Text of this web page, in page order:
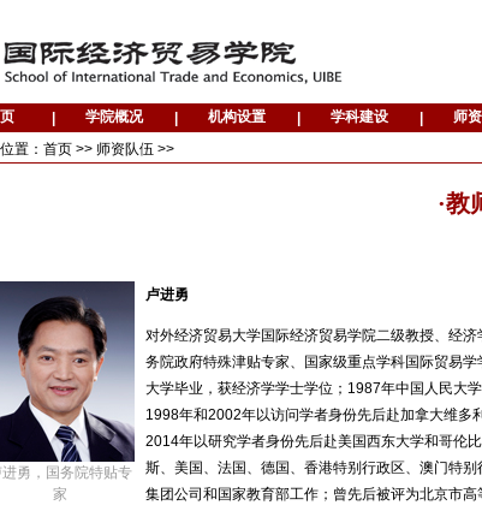
置： 首页 >> 师资队伍 >>
·教
进勇，国务院特贴专
家
卢进勇
对外经济贸易大学国际经济贸易学院二级教授、经
务院政府特殊津贴专家、国家级重点学科国际贸易
大学毕业，获经济学学士学位；1987年中国人民大
1998年和2002年以访问学者身份先后赴加拿大维多
2014年以研究学者身份先后赴美国西东大学和哥伦
斯、美国、法国、德国、香港特别行政区、澳门特
集团公司和国家教育部工作；曾先后被评为北京市